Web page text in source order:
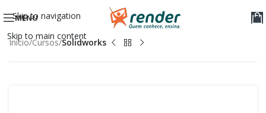
Skip to navigation
Skip to main content
MENU
Início Cursos Solidworks